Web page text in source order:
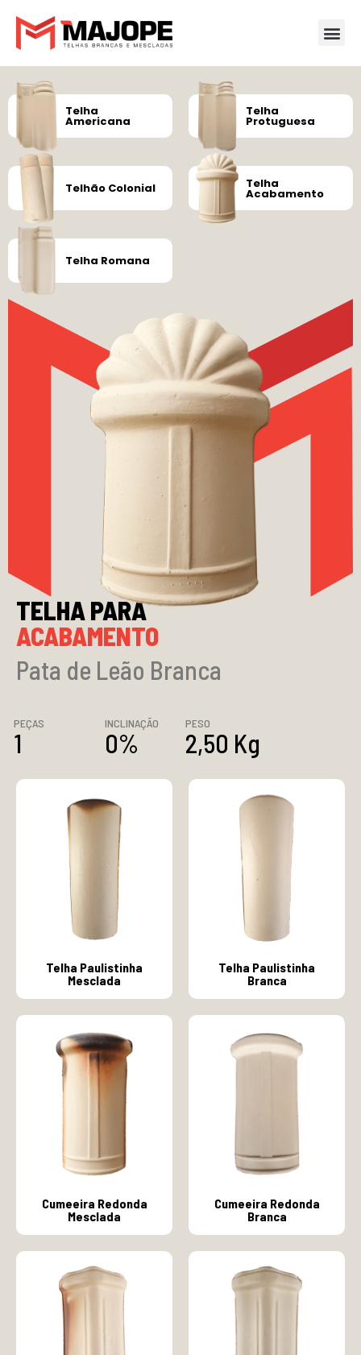
Telha
Americana
Telhão Colonial
Telha Romana
Telha
Protuguesa
Telha
Acabamento
TELHA PARA
ACABAMENTO
Pata de Leão Branca
PEÇAS
1
INCLINAÇÃO
0%
PESO
2,50 Kg
Telha Paulistinha
Mesclada
Telha Paulistinha
Branca
Cumeeira Redonda
Mesclada
Cumeeira Redonda
Branca